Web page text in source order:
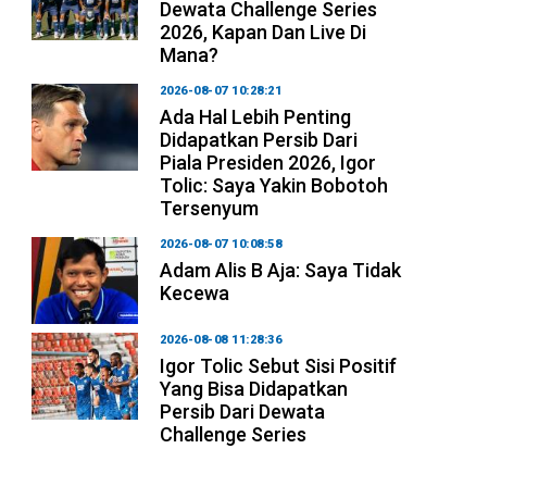
Dewata Challenge Series
2026, Kapan Dan Live Di
Mana?
2026-08-07 10:28:21
Ada Hal Lebih Penting
Didapatkan Persib Dari
Piala Presiden 2026, Igor
Tolic: Saya Yakin Bobotoh
Tersenyum
2026-08-07 10:08:58
Adam Alis B Aja: Saya Tidak
Kecewa
2026-08-08 11:28:36
Igor Tolic Sebut Sisi Positif
Yang Bisa Didapatkan
Persib Dari Dewata
Challenge Series